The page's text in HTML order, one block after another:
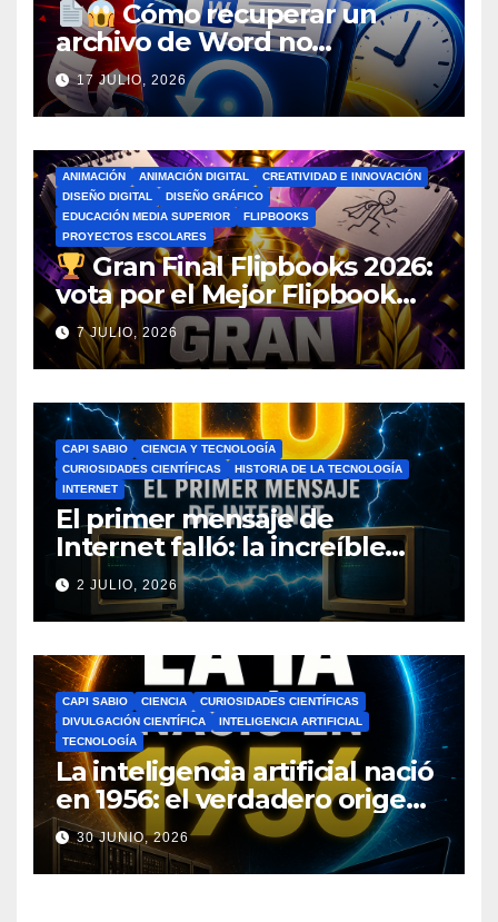
Cómo recuperar un
archivo de Word no
guardado antes de entrar en
pánico
17 JULIO, 2026
ANIMACIÓN ANIMACIÓN DIGITAL
CREATIVIDAD E INNOVACIÓN
DISEÑO DIGITAL
DISEÑO GRÁFICO
EDUCACIÓN MEDIA SUPERIOR
FLIPBOOKS
PROYECTOS ESCOLARES
Gran Final Flipbooks 2026:
vota por el Mejor Flipbook
del Ciclo Escolar
7 JULIO, 2026
CAPI SABIO
CIENCIA Y TECNOLOGÍA
CURIOSIDADES CIENTÍFICAS
HISTORIA DE LA TECNOLOGÍA
INTERNET
El primer mensaje de
Internet falló: la increíble
historia de ARPANET que
cambió el mundo
2 JULIO, 2026
CAPI SABIO CIENCIA
CURIOSIDADES CIENTÍFICAS
DIVULGACIÓN CIENTÍFICA
INTELIGENCIA ARTIFICIAL
TECNOLOGÍA
La inteligencia artificial nació
en 1956: el verdadero origen
de la IA que cambió el
mundo
30 JUNIO, 2026